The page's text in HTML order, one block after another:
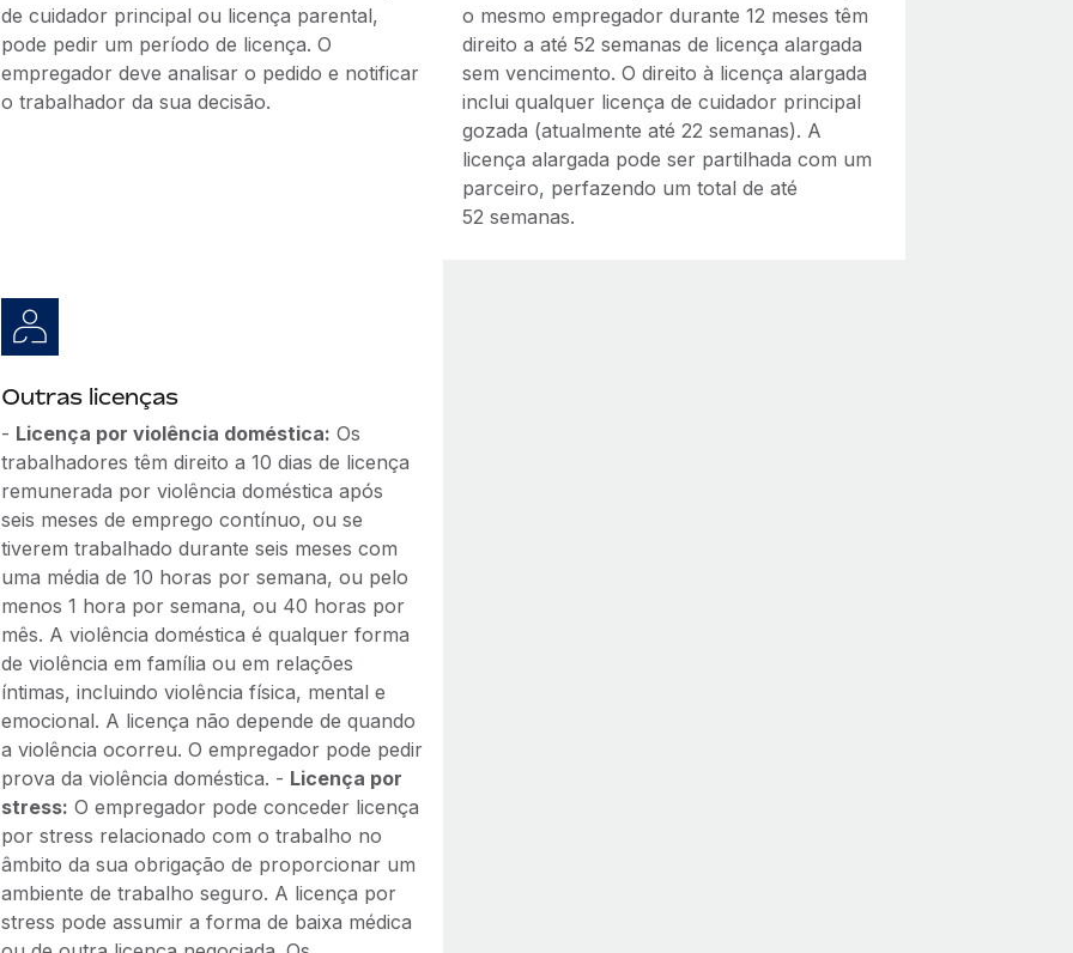
de cuidador principal ou licença parental,
pode pedir um período de licença. O
empregador deve analisar o pedido e notificar
o trabalhador da sua decisão.
o mesmo empregador durante 12 meses têm
direito a até 52 semanas de licença alargada
sem vencimento. O direito à licença alargada
inclui qualquer licença de cuidador principal
gozada (atualmente até 22 semanas). A
licença alargada pode ser partilhada com um
parceiro, perfazendo um total de até
52 semanas.
Outras licenças
- Licença por violência doméstica: Os
trabalhadores têm direito a 10 dias de licença
remunerada por violência doméstica após
seis meses de emprego contínuo, ou se
tiverem trabalhado durante seis meses com
uma média de 10 horas por semana, ou pelo
menos 1 hora por semana, ou 40 horas por
mês. A violência doméstica é qualquer forma
de violência em família ou em relações
íntimas, incluindo violência física, mental e
emocional. A licença não depende de quando
a violência ocorreu. O empregador pode pedir
prova da violência doméstica. - Licença por
stress: O empregador pode conceder licença
por stress relacionado com o trabalho no
âmbito da sua obrigação de proporcionar um
ambiente de trabalho seguro. A licença por
stress pode assumir a forma de baixa médica